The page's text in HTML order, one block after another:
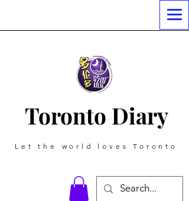
Toronto Diary
Let the world loves Toronto